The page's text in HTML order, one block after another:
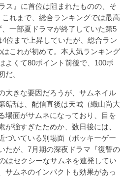
ス』に首位は阻まれたものの、そ
れまで、総合ランキングでは最高
一部夏ドラマが終了していた第5
位まで上昇していたが、総合ラン
これが初めて。本人気ランキング
よくて80ポイント前後で、100ポ
だ。
大きな要因だろうが、サムネイル
6話は、配信直後は天城（織山尚大
場面がサムネになっており、目を
強すぎたためか、数日後には、
づいている別場面（ポッキーゲー
たが、7月期の深夜ドラマ『復讐の
はセクシーなサムネを連発してい
サムネのインパクトも効果があっ